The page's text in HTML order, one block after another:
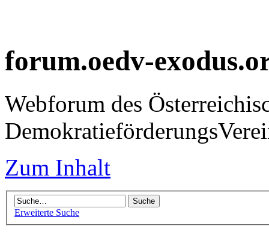
forum.oedv-
Webforum des
Zum Inhalt
Erweiterte Suche